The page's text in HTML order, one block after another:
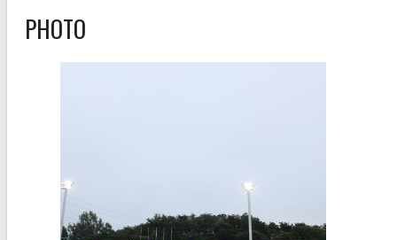
PHOTO